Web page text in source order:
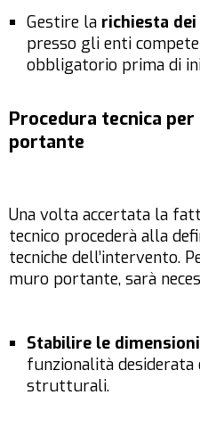
Gestire la richiesta
presso gli enti
obbligatorio prima di
Procedura tecnica
portante
Una volta accertata la
tecnico procederà alla
tecniche dell’intervento.
muro portante, sarà
Stabilire le
funzionalità desiderata
strutturali.